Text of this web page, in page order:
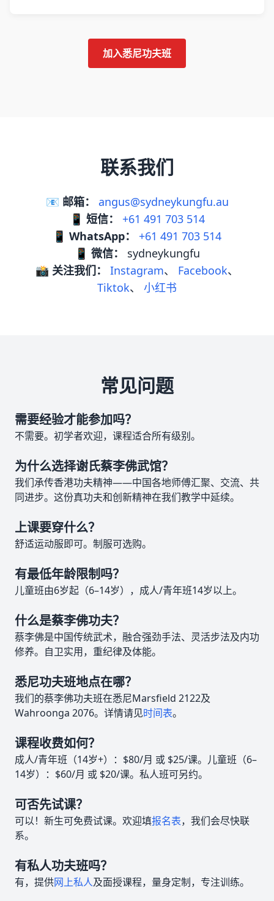
加入悉尼功夫班
联系我们
📧 邮箱：
angus@sydneykungfu.au
📱 短信：
+61 491 703 514
📱 WhatsApp：
+61 491 703 514
📱 微信：
sydneykungfu
📸 关注我们： Instagram、 Facebook、
Tiktok、 小红书
常见问题
需要经验才能参加吗？
不需要。初学者欢迎，课程适合所有级别。
为什么选择谢氏蔡李佛武馆？
我们承传香港功夫精神——中国各地师傅汇聚、交流、共
同进步。这份真功夫和创新精神在我们教学中延续。
上课要穿什么？
舒适运动服即可。制服可选购。
有最低年龄限制吗？
儿童班由6岁起（6–14岁），成人/青年班14岁以上。
什么是蔡李佛功夫？
蔡李佛是中国传统武术，融合强劲手法、灵活步法及内功
修养。自卫实用，重纪律及体能。
悉尼功夫班地点在哪？
我们的蔡李佛功夫班在悉尼Marsfield 2122及
Wahroonga 2076。详情请见时间表。
课程收费如何？
成人/青年班（14岁+）：$80/月 或 $25/课。儿童班（6–
14岁）：$60/月 或 $20/课。私人班可另约。
可否先试课？
可以！新生可免费试课。欢迎填报名表，我们会尽快联
系。
有私人功夫班吗？
有，提供网上私人及面授课程，量身定制，专注训练。